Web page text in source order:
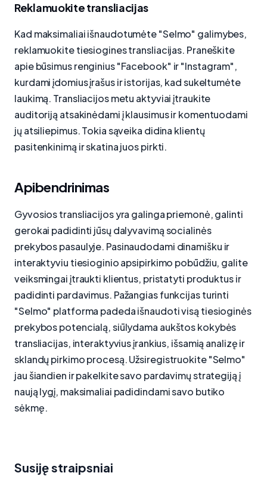
Reklamuokite transliacijas
Kad maksimaliai išnaudotumėte "Selmo" galimybes,
reklamuokite tiesiogines transliacijas. Praneškite
apie būsimus renginius "Facebook" ir "Instagram",
kurdami įdomius įrašus ir istorijas, kad sukeltumėte
laukimą. Transliacijos metu aktyviai įtraukite
auditoriją atsakinėdami į klausimus ir komentuodami
jų atsiliepimus. Tokia sąveika didina klientų
pasitenkinimą ir skatina juos pirkti.
Apibendrinimas
Gyvosios transliacijos yra galinga priemonė, galinti
gerokai padidinti jūsų dalyvavimą socialinės
prekybos pasaulyje. Pasinaudodami dinamišku ir
interaktyviu tiesioginio apsipirkimo pobūdžiu, galite
veiksmingai įtraukti klientus, pristatyti produktus ir
padidinti pardavimus. Pažangias funkcijas turinti
"Selmo" platforma padeda išnaudoti visą tiesioginės
prekybos potencialą, siūlydama aukštos kokybės
transliacijas, interaktyvius įrankius, išsamią analizę ir
sklandų pirkimo procesą. Užsiregistruokite "Selmo"
jau šiandien ir pakelkite savo pardavimų strategiją į
naują lygį, maksimaliai padidindami savo butiko
sėkmę.
Susiję straipsniai